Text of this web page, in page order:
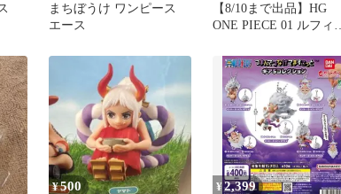
まちぼうけ ワンピース
エース
【8/10まで出品】HG
ONE PIECE 01 ルフィ
¥500 ¥2,399